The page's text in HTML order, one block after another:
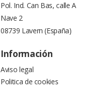
Pol. Ind. Can Bas, calle A
Nave 2
08739 Lavern (España)
Información
Aviso legal
Politica de cookies